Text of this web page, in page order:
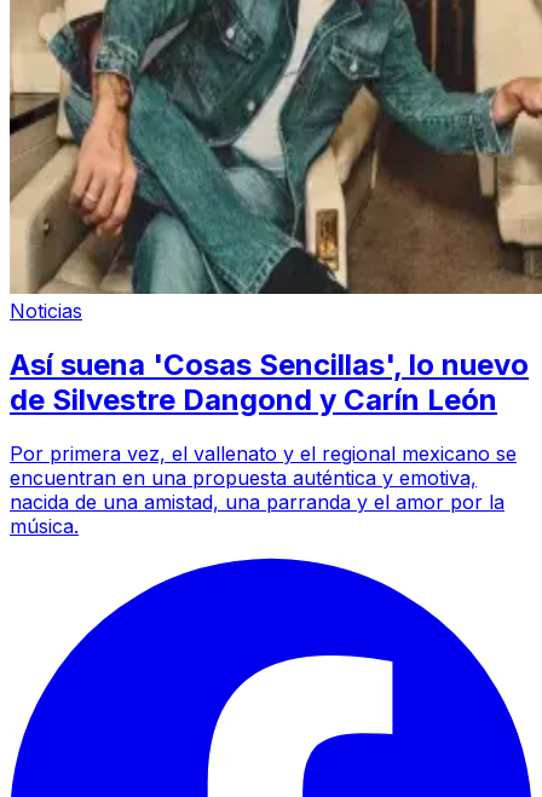
Noticias
Así suena 'Cosas Sencillas', lo nuevo
de Silvestre Dangond y Carín León
Por primera vez, el vallenato y el regional mexicano se
encuentran en una propuesta auténtica y emotiva,
nacida de una amistad, una parranda y el amor por la
música.